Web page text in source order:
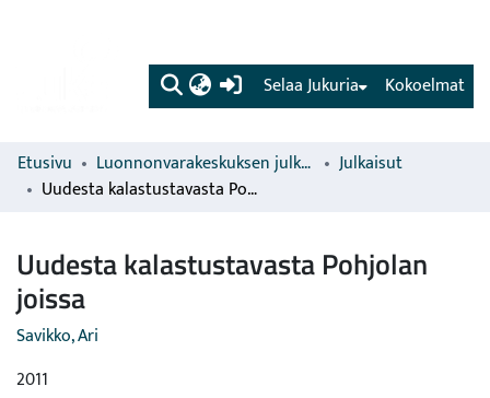
(current) Kokoelmat
Selaa Jukuria
Etusivu Luonnonvarakeskuksen julkaisut
Julkaisut
Uudesta kalastustavasta Pohjolan joissa
Uudesta kalastustavasta Pohjolan
joissa
Savikko, Ari
2011